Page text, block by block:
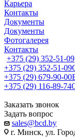
Карьера
Контакты
Документы
Документы
Фотогалерея
Контакты
+375 (29) 352-51-09
+375 (29) 352-51-09
+375 (29) 679-90-00
+375 (29) 116-89-74
Заказать звонок
Задать вопрос
sales@bcd.by
г. Минск, ул.